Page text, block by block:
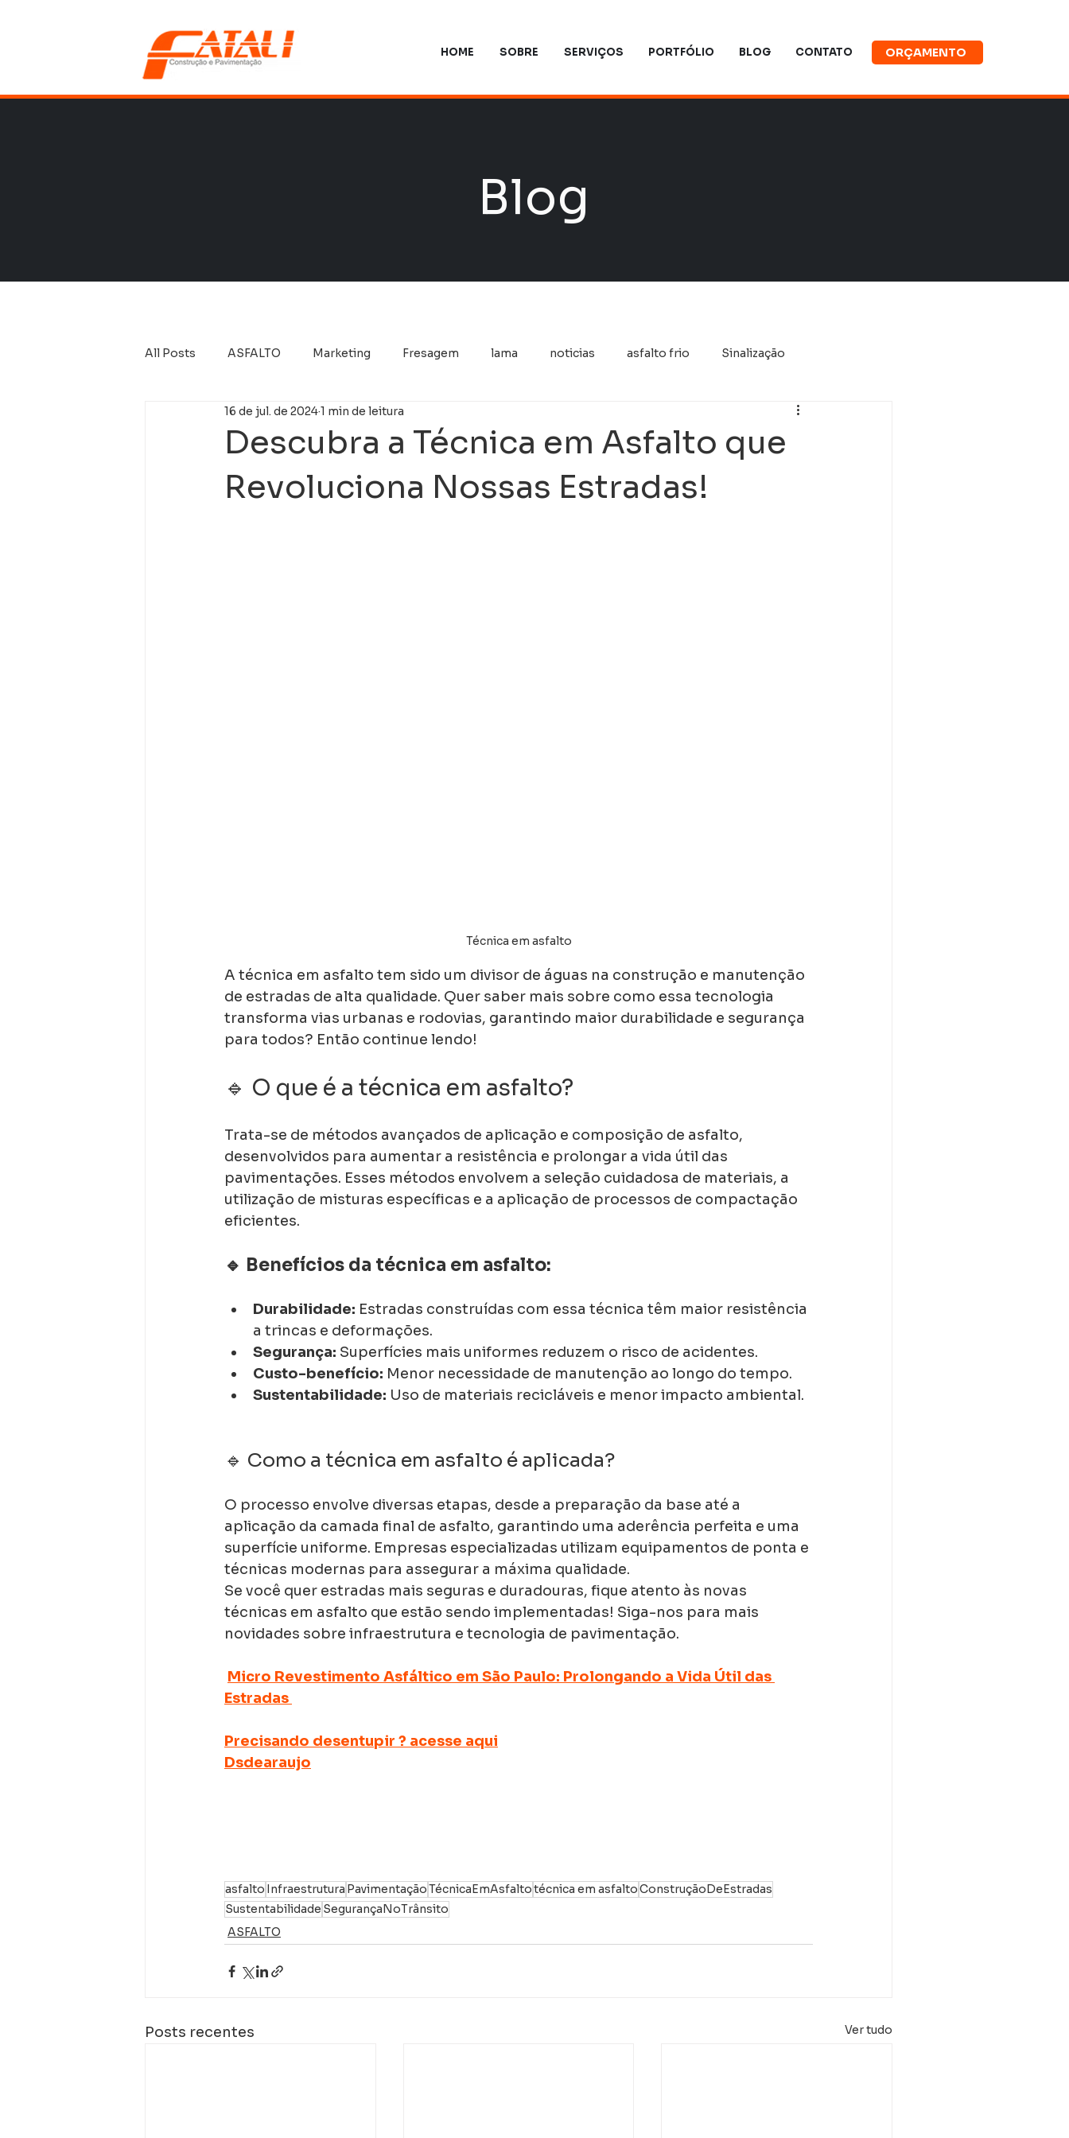
HOME SOBRE SERVIÇOS PORTFÓLIO BLOG CONTATO ORÇAMENTO
Blog
All Posts ASFALTO Marketing Fresagem lama noticias asfalto frio Sinalização
Micro revestimento Nova categoria
Descubra a Técnica em Asfalto que
Revoluciona Nossas Estradas!
16 de jul. de 20241 min de leitura
Técnica em asfalto
A técnica em asfalto tem sido um divisor de águas na construção e manutenção
de estradas de alta qualidade. Quer saber mais sobre como essa tecnologia
transforma vias urbanas e rodovias, garantindo maior durabilidade e segurança
para todos? Então continue lendo!
🔹 O que é a técnica em asfalto?
Trata-se de métodos avançados de aplicação e composição de asfalto,
desenvolvidos para aumentar a resistência e prolongar a vida útil das
pavimentações. Esses métodos envolvem a seleção cuidadosa de materiais, a
utilização de misturas específicas e a aplicação de processos de compactação
eficientes.
🔹 Benefícios da técnica em asfalto:
Durabilidade: Estradas construídas com essa técnica têm maior resistência
a trincas e deformações.
Segurança: Superfícies mais uniformes reduzem o risco de acidentes.
Custo-benefício: Menor necessidade de manutenção ao longo do tempo.
Sustentabilidade: Uso de materiais recicláveis e menor impacto ambiental.
🔹 Como a técnica em asfalto é aplicada?
O processo envolve diversas etapas, desde a preparação da base até a
aplicação da camada final de asfalto, garantindo uma aderência perfeita e uma
superfície uniforme. Empresas especializadas utilizam equipamentos de ponta e
técnicas modernas para assegurar a máxima qualidade.
Se você quer estradas mais seguras e duradouras, fique atento às novas
técnicas em asfalto que estão sendo implementadas! Siga-nos para mais
novidades sobre infraestrutura e tecnologia de pavimentação.
Micro Revestimento Asfáltico em São Paulo: Prolongando a Vida Útil das
Estradas
Precisando desentupir ? acesse aqui
Dsdearaujo
asfalto Infraestrutura PavimentaçãoTécnicaEmAsfaltotécnica em asfaltoConstruçãoDeEstradas
Sustentabilidade SegurançaNoTrânsito
ASFALTO
Posts recentes Ver tudo